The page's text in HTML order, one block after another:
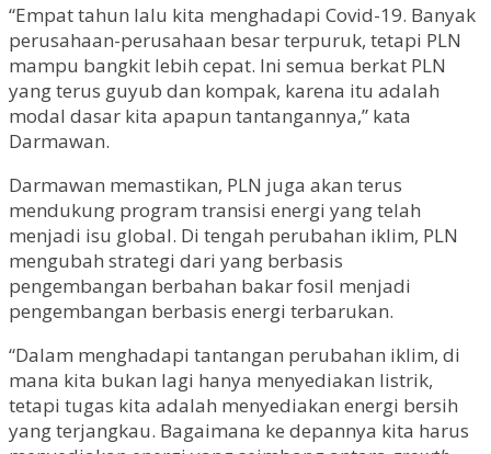
“Empat tahun lalu kita menghadapi Covid-19. Banyak
perusahaan-perusahaan besar terpuruk, tetapi PLN
mampu bangkit lebih cepat. Ini semua berkat PLN
yang terus guyub dan kompak, karena itu adalah
modal dasar kita apapun tantangannya,” kata
Darmawan.
Darmawan memastikan, PLN juga akan terus
mendukung program transisi energi yang telah
menjadi isu global. Di tengah perubahan iklim, PLN
mengubah strategi dari yang berbasis
pengembangan berbahan bakar fosil menjadi
pengembangan berbasis energi terbarukan.
“Dalam menghadapi tantangan perubahan iklim, di
mana kita bukan lagi hanya menyediakan listrik,
tetapi tugas kita adalah menyediakan energi bersih
yang terjangkau. Bagaimana ke depannya kita harus